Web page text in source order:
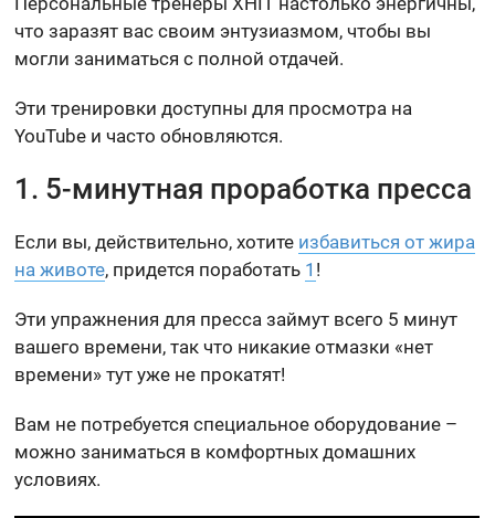
что заразят вас своим энтузиазмом, чтобы вы
могли заниматься с полной отдачей.
Эти тренировки доступны для просмотра на
YouTube и часто обновляются.
1. 5-минутная проработка пресса
Если вы, действительно, хотите избавиться от жира
на животе, придется поработать 1 !
Эти упражнения для пресса займут всего 5 минут
вашего времени, так что никакие отмазки «нет
времени» тут уже не прокатят!
Вам не потребуется специальное оборудование –
можно заниматься в комфортных домашних
условиях.